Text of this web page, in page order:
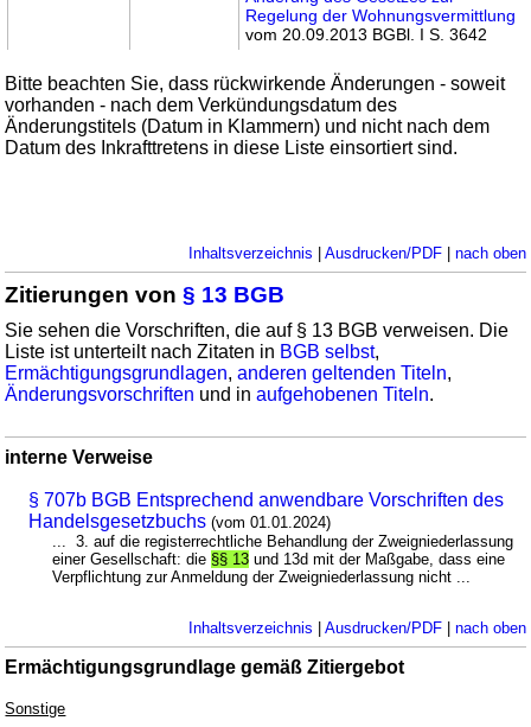
Regelung der Wohnungsvermittlung
vom 20.09.2013 BGBl. I S. 3642
Bitte beachten Sie, dass rückwirkende Änderungen - soweit
vorhanden - nach dem Verkündungsdatum des
Änderungstitels (Datum in Klammern) und nicht nach dem
Datum des Inkrafttretens in diese Liste einsortiert sind.
Inhaltsverzeichnis | Ausdrucken/PDF| nach oben
Zitierungen von§ 13 BGB
Sie sehen die Vorschriften, die auf § 13 BGB verweisen. Die
Liste ist unterteilt nach Zitaten in BGB selbst,
Ermächtigungsgrundlagen,anderen geltenden Titeln,
Änderungsvorschriften und inaufgehobenen Titeln.
interne Verweise
§ 707b BGB Entsprechend anwendbare Vorschriften des
Handelsgesetzbuchs (vom 01.01.2024)
... 3. auf die registerrechtliche Behandlung der Zweigniederlassung
einer Gesellschaft: die §§ 13 und 13d mit der Maßgabe, dass eine
Verpflichtung zur Anmeldung der Zweigniederlassung nicht ...
Inhaltsverzeichnis | Ausdrucken/PDF| nach oben
Ermächtigungsgrundlage gemäß Zitiergebot
Sonstige